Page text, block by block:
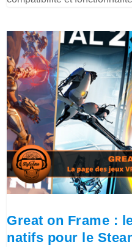
Great on Frame :
natifs pour le